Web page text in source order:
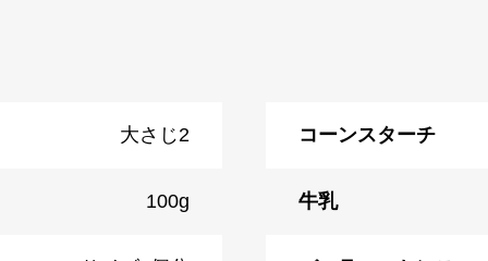
大さじ2 コーンスターチ
100g 牛乳